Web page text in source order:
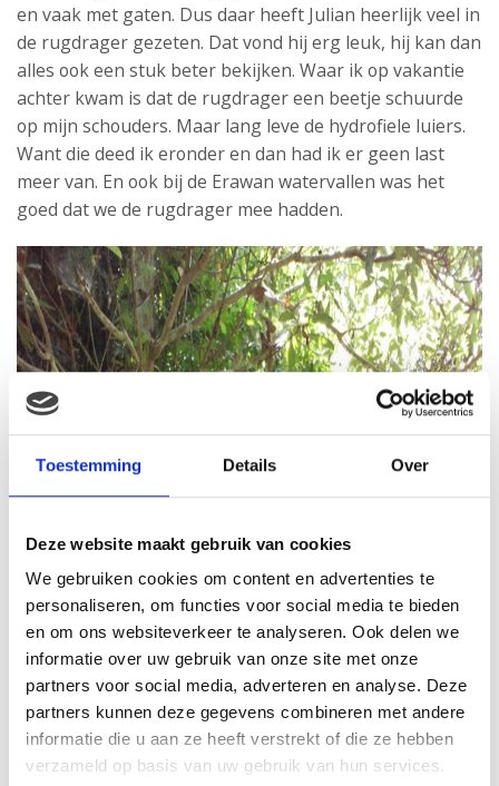
Toestemming Details Over
Deze website maakt gebruik van cookies
We gebruiken cookies om content en advertenties te
personaliseren, om functies voor social media te bieden
en om ons websiteverkeer te analyseren. Ook delen we
informatie over uw gebruik van onze site met onze
partners voor social media, adverteren en analyse. Deze
partners kunnen deze gegevens combineren met andere
informatie die u aan ze heeft verstrekt of die ze hebben
verzameld op basis van uw gebruik van hun services.
en vaak met gaten. Dus daar heeft Julian heerlijk veel in
de rugdrager gezeten. Dat vond hij erg leuk, hij kan dan
alles ook een stuk beter bekijken. Waar ik op vakantie
achter kwam is dat de rugdrager een beetje schuurde
op mijn schouders. Maar lang leve de hydrofiele luiers.
Want die deed ik eronder en dan had ik er geen last
meer van. En ook bij de Erawan watervallen was het
goed dat we de rugdrager mee hadden.
Luiers verschonen